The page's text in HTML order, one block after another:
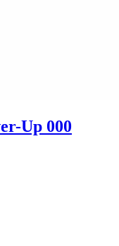
Up 000